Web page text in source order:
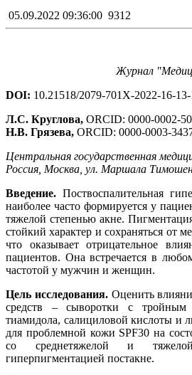
05.09.2022 09:36:00 9312
Журнал
DOI: 10.21518/2079-701X-2022-16-
Л.С. Круглова, ORCID: 0000-0002-
Н.В. Грязева, ORCID: 0000-0003-
Центральная государственная
Россия, Москва, ул. Маршала
Введение. Поствоспалительная
наиболее часто формируется у
тяжелой степенью акне.
стойкий характер и сохраняться от
что оказывает отрицательное
пациентов. Она встречается в
частотой у мужчин и женщин.
Цель исследования.Оценить
средств – сыворотки с тройным
тиамидола, салициловой кислоты и
для проблемной кожи SPF30 на
со среднетяжелой и тяжелой
гиперпигментацией постакне.